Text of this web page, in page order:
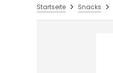
Startseite Snacks